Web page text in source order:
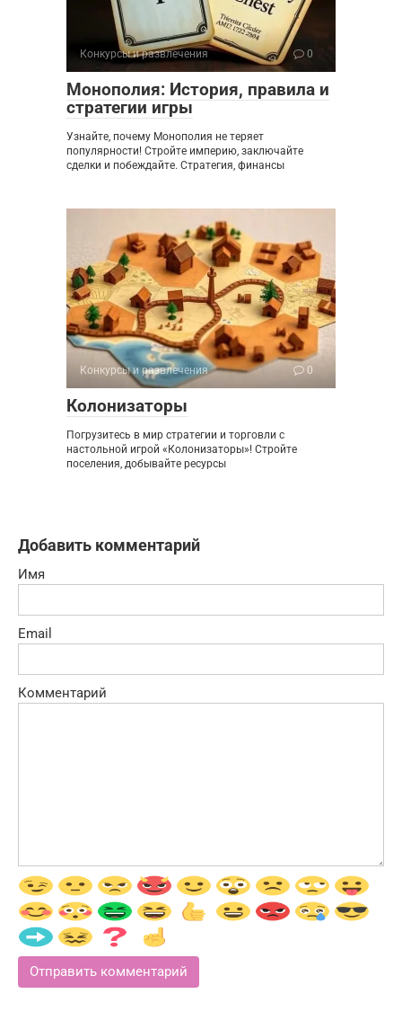
Конкурсы и развлечения 0
Монополия: История, правила и
стратегии игры
Узнайте, почему Монополия не теряет
популярности! Стройте империю, заключайте
сделки и побеждайте. Стратегия, финансы
Конкурсы и развлечения 0
Колонизаторы
Погрузитесь в мир стратегии и торговли с
настольной игрой «Колонизаторы»! Стройте
поселения, добывайте ресурсы
Добавить комментарий
Имя
Email
Комментарий